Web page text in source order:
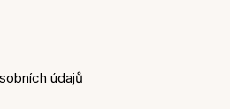
údajů